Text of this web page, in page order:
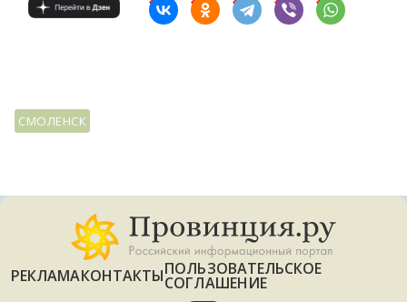
СМОЛЕНСК
РЕКЛАМАКОНТАКТЫПОЛЬЗОВАТЕЛЬСКОЕ
СОГЛАШЕНИЕ